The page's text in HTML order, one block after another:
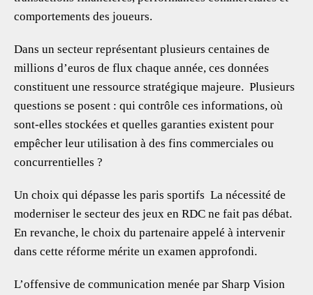
comportements des joueurs.
Dans un secteur représentant plusieurs centaines de
millions d’euros de flux chaque année, ces données
constituent une ressource stratégique majeure. Plusieurs
questions se posent : qui contrôle ces informations, où
sont-elles stockées et quelles garanties existent pour
empêcher leur utilisation à des fins commerciales ou
concurrentielles ?
Un choix qui dépasse les paris sportifs La nécessité de
moderniser le secteur des jeux en RDC ne fait pas débat.
En revanche, le choix du partenaire appelé à intervenir
dans cette réforme mérite un examen approfondi.
L’offensive de communication menée par Sharp Vision